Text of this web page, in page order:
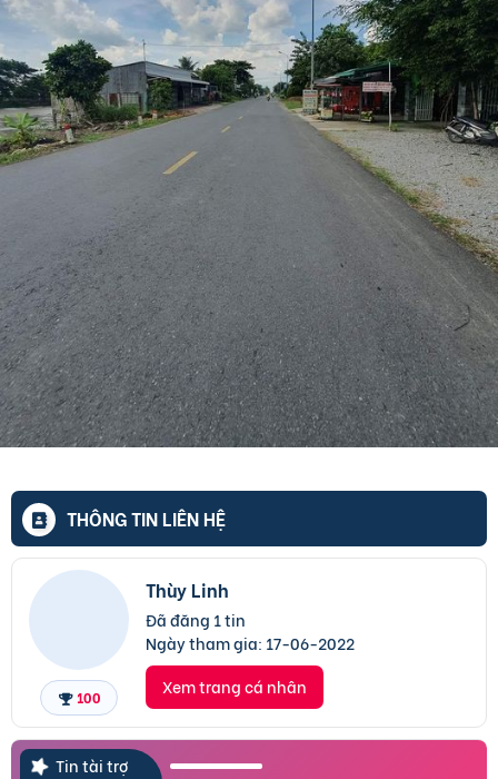
THÔNG TIN LIÊN HỆ
100
Thùy Linh
Đã đăng 1 tin
Ngày tham gia: 17-06-2022
Xem trang cá nhân
Tin tài trợ